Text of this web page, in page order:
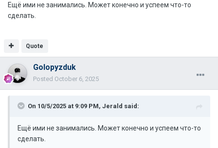
Ещё ими не занимались. Может конечно и успеем что-то
сделать.
Quote
Golopyzduk
Posted October 6, 2025
On 10/5/2025 at 9:09 PM, Jerald said:
Ещё ими не занимались. Может конечно и успеем что-то
сделать.